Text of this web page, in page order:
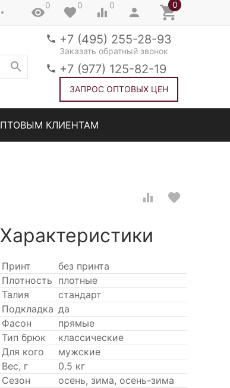
0 0 0 0
+7 (495) 255-28-93
Заказать обратный звонок
+7 (977) 125-82-19
ЗАПРОС ОПТОВЫХ ЦЕН
КЛИЕНТАМ
Характеристики
Принт
без принта
Плотность плотные
Талия
стандарт
Подкладка да
Фасон
прямые
Тип брюк
классические
Для кого
мужские
Вес, г
0.5 кг
Сезон
осень, зима, осень-зима